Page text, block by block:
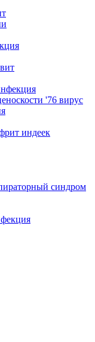
'76 вирус
индеек
синдром